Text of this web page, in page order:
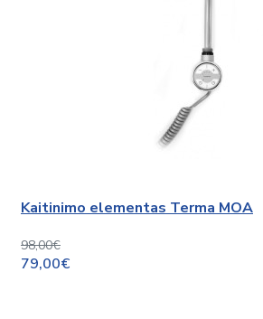
Kaitinimo elementas Terma MOA
98,00€
79,00€